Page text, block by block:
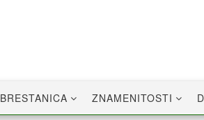
BRESTANICA ZNAMENITOSTI